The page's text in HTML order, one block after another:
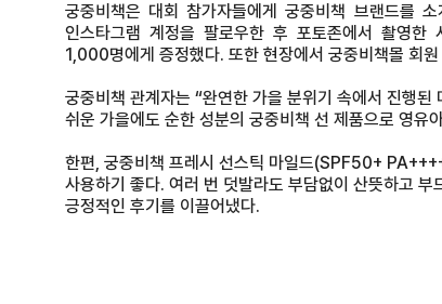
궁중비책은 대회 참가자들에게 궁중비책 브랜드를
인스타그램 계정을 팔로우한 후 포토존에서 촬영한
1,000명에게 증정했다. 또한 현장에서 궁중비책몰 회
궁중비책 관계자는 “완연한 가을 분위기 속에서 진행
쉬운 가을에도 순한 성분의 궁중비책 선 제품으로 영유
한편, 궁중비책 프레시 선스틱 마일드(SPF50+
사용하기 좋다. 여러 번 덧발라도 부담없이 산뜻하고
긍정적인 후기를 이끌어냈다.